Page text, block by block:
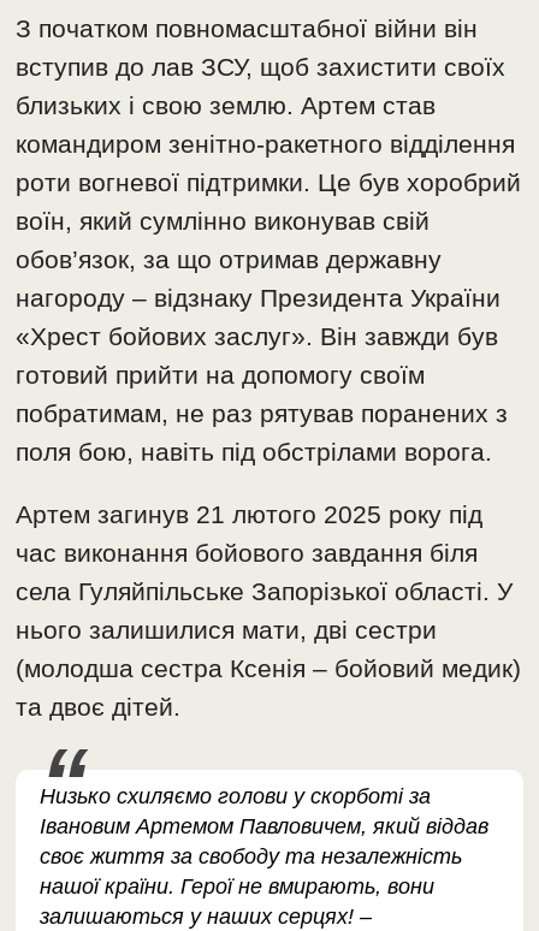
З початком повномасштабної війни він
вступив до лав ЗСУ, щоб захистити своїх
близьких і свою землю. Артем став
командиром зенітно-ракетного відділення
роти вогневої підтримки. Це був хоробрий
воїн, який сумлінно виконував свій
обов’язок, за що отримав державну
нагороду – відзнаку Президента України
«Хрест бойових заслуг». Він завжди був
готовий прийти на допомогу своїм
побратимам, не раз рятував поранених з
поля бою, навіть під обстрілами ворога.
Артем загинув 21 лютого 2025 року під
час виконання бойового завдання біля
села Гуляйпільське Запорізької області. У
нього залишилися мати, дві сестри
(молодша сестра Ксенія – бойовий медик)
та двоє дітей.
Низько схиляємо голови у скорботі за
Івановим Артемом Павловичем, який віддав
своє життя за свободу та незалежність
нашої країни. Герої не вмирають, вони
залишаються у наших серцях! –